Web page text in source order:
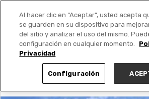
Al hacer clic en “Aceptar”, usted acepta
se guarden en su dispositivo para
del sitio y analizar el uso del mismo.
configuración en cualquier momento.
Privacidad
Configuración